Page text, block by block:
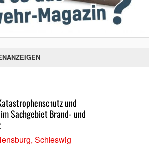
und
Sachgebiet Brand- und
Schleswig